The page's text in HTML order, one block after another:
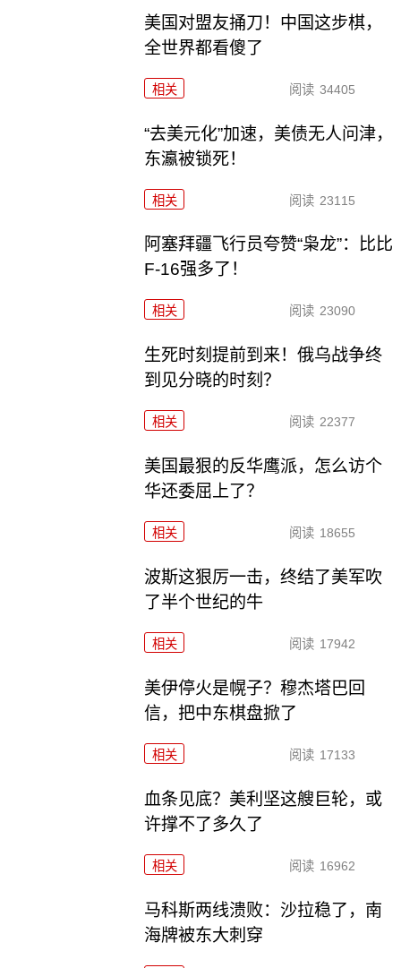
美国对盟友捅刀！中国这步棋，
全世界都看傻了
相关 阅读 34405
“去美元化”加速，美债无人问津，
东瀛被锁死！
相关 阅读 23115
阿塞拜疆飞行员夸赞“枭龙”：比比
F-16强多了！
相关 阅读 23090
生死时刻提前到来！俄乌战争终
到见分晓的时刻？
相关 阅读 22377
美国最狠的反华鹰派，怎么访个
华还委屈上了？
相关 阅读 18655
波斯这狠厉一击，终结了美军吹
了半个世纪的牛
相关 阅读 17942
美伊停火是幌子？穆杰塔巴回
信，把中东棋盘掀了
相关 阅读 17133
血条见底？美利坚这艘巨轮，或
许撑不了多久了
相关 阅读 16962
马科斯两线溃败：沙拉稳了，南
海牌被东大刺穿